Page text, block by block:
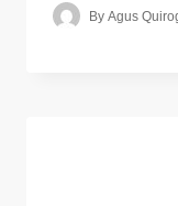
By Agus